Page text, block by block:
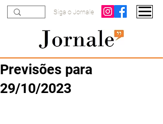
Siga o Jornale
Previsões para
29/10/2023